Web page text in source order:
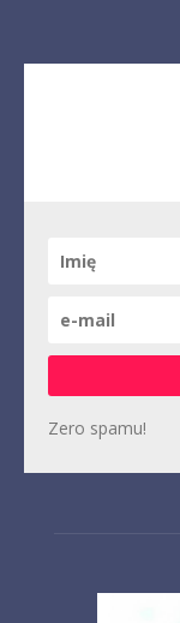
Zero spamu!